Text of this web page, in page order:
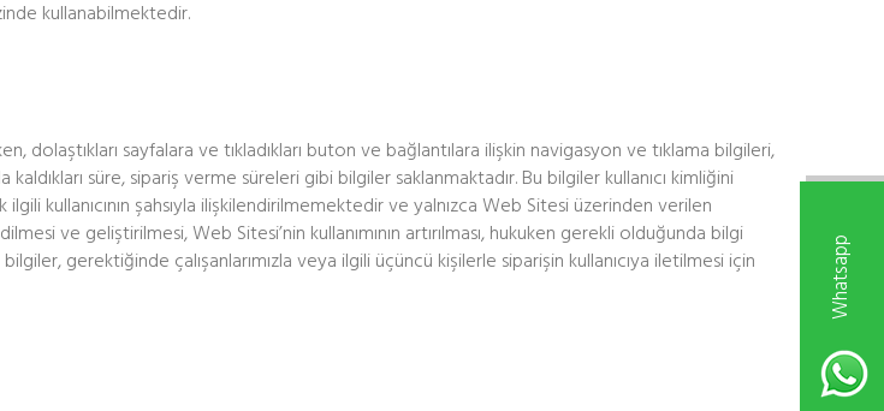
W
h
a
t
s
a
p
p
D
e
s
t
e
k
H
a
t
t
kullanabilmektedir.
dolaştıkları sayfalara ve tıkladıkları buton ve bağlantılara ilişkin navigasyon ve tıklama bilgileri,
süre, sipariş verme süreleri gibi bilgiler saklanmaktadır. Bu bilgiler kullanıcı kimliğini
kullanıcının şahsıyla ilişkilendirilmemektedir ve yalnızca Web Sitesi üzerinden verilen
ve geliştirilmesi, Web Sitesi’nin kullanımının artırılması, hukuken gerekli olduğunda bilgi
bilgiler, gerektiğinde çalışanlarımızla veya ilgili üçüncü kişilerle siparişin kullanıcıya iletilmesi için